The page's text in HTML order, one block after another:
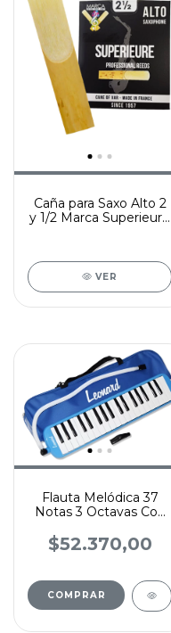
Caña para Saxo Alto 2
y 1/2 Marca Superieure
VER
Flauta Melódica 37
Notas 3 Octavas Con
$52.370,00
COMPRAR